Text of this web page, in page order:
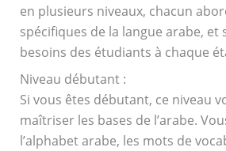
en plusieurs niveaux, chacun
spécifiques de la langue arabe, et
besoins des étudiants à chaque
Niveau débutant :
Si vous êtes débutant, ce niveau
maîtriser les bases de l’arabe.
l’alphabet arabe, les mots de